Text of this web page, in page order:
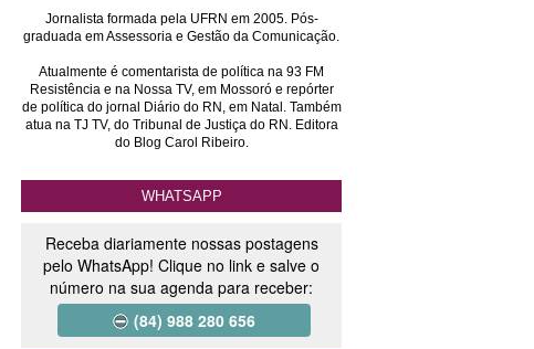
Jornalista formada pela UFRN em 2005. Pós-
graduada em Assessoria e Gestão da Comunicação.
Atualmente é comentarista de política na 93 FM
Resistência e na Nossa TV, em Mossoró e repórter
de política do jornal Diário do RN, em Natal. Também
atua na TJ TV, do Tribunal de Justiça do RN. Editora
do Blog Carol Ribeiro.
WHATSAPP
Receba diariamente nossas postagens
pelo WhatsApp! Clique no link e salve o
número na sua agenda para receber:
(84) 988 280 656